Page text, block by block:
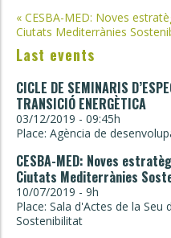
Post
navigation
« CESBA-MED: Noves
Ciutats Mediterrànies
Last events
CICLE DE SEMINARIS
TRANSICIÓ ENERGÈTICA
03/12/2019 - 09:45h
Place: Agència de
CESBA-MED: Noves
Ciutats Mediterrànies
10/07/2019 - 9h
Place: Sala d'Actes de la
Sostenibilitat